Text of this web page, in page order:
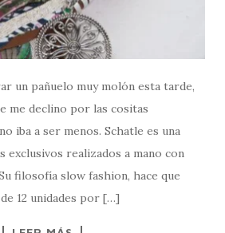
un pañuelo muy molón esta tarde,
me declino por las cositas
iba a ser menos. Schatle es una
exclusivos realizados a mano con
filosofía slow fashion, hace que
12 unidades por […]